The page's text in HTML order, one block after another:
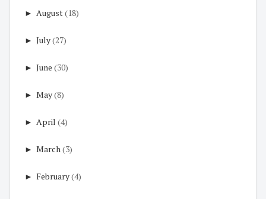
► August(18)
► July(27)
► June (30)
► May(8)
► April (4)
► March(3)
► February(4)